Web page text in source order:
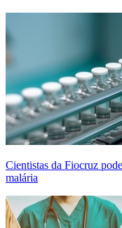
Cientistas da Fiocruz
malária